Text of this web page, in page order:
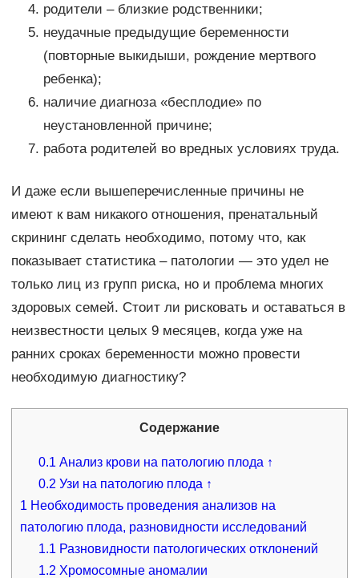
родители – близкие родственники;
неудачные предыдущие беременности
(повторные выкидыши, рождение мертвого
ребенка);
наличие диагноза «бесплодие» по
неустановленной причине;
работа родителей во вредных условиях труда.
И даже если вышеперечисленные причины не
имеют к вам никакого отношения, пренатальный
скрининг сделать необходимо, потому что, как
показывает статистика – патологии — это удел не
только лиц из групп риска, но и проблема многих
здоровых семей. Стоит ли рисковать и оставаться в
неизвестности целых 9 месяцев, когда уже на
ранних сроках беременности можно провести
необходимую диагностику?
Содержание
0.1 Анализ крови на патологию плода ↑
0.2 Узи на патологию плода ↑
1 Необходимость проведения анализов на
патологию плода, разновидности исследований
1.1 Разновидности патологических отклонений
1.2 Хромосомные аномалии